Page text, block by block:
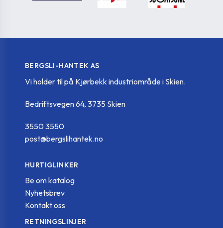
BERGSLI-HANTEK AS
Vi holder til på Kjørbekk industriområde i Skien.
Bedriftsvegen 64, 3735 Skien
3550 3550
post@bergslihantek.no
HURTIGLINKER
Be om katalog
Nyhetsbrev
Kontakt oss
RETNINGSLINJER